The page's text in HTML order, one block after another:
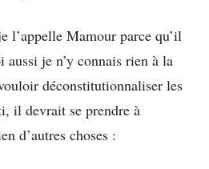
l’appelle Mamour parce qu’il
aussi je n’y connais rien à la
déconstitutionnaliser les
il devrait se prendre à
d’autres choses :